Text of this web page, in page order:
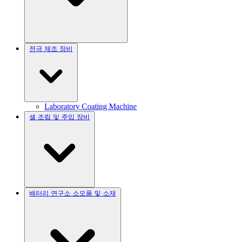
전극 제조 장비
Laboratory Coating Machine
셀 조립 및 주입 장비
배터리 연구소 소모품 및 소재